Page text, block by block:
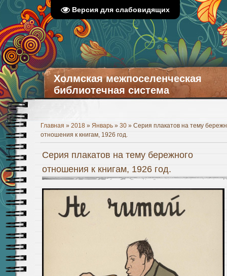
Версия для слабовидящих
Холмская межпоселенческая
библиотечная система
Главная » 2018 » Январь » 30 » Серия плакатов на тему
отношения к книгам, 1926 год.
Серия плакатов на тему бережного
отношения к книгам, 1926 год.